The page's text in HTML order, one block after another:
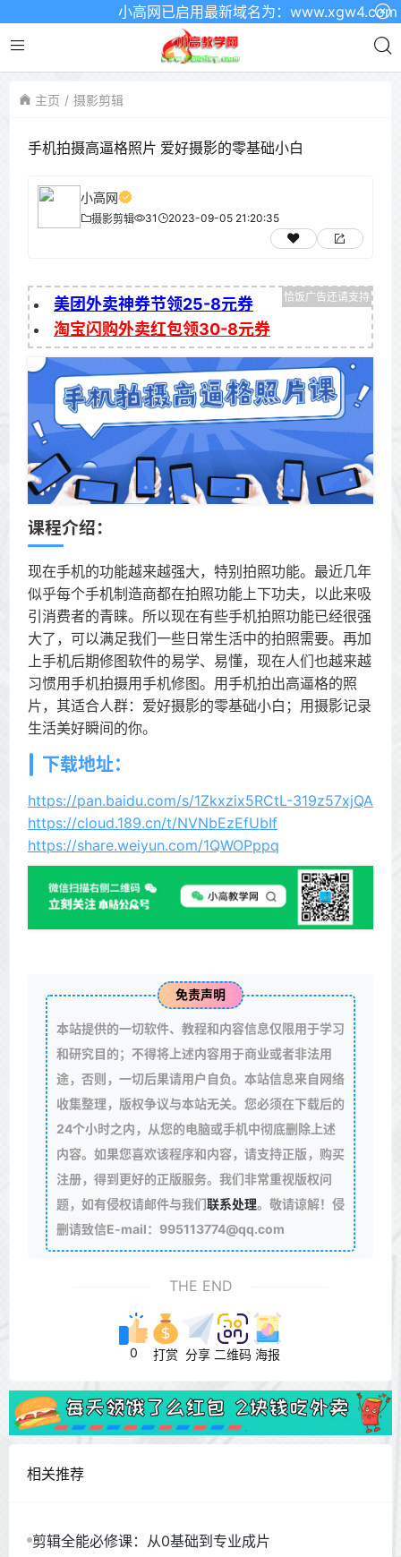
小高网已启用最新域名为：www.xgw4.com 记
主页 摄影剪辑
手机拍摄高逼格照片 爱好摄影的零基础小白
小高网
摄影剪辑 31 2023-09-05 21:20:35
美团外卖神券节领25-8元券
淘宝闪购外卖红包领30-8元券
课程介绍：
现在手机的功能越来越强大，特别拍照功能。最近几年
似乎每个手机制造商都在拍照功能上下功夫，以此来吸
引消费者的青睐。所以现在有些手机拍照功能已经很强
大了，可以满足我们一些日常生活中的拍照需要。再加
上手机后期修图软件的易学、易懂，现在人们也越来越
习惯用手机拍摄用手机修图。用手机拍出高逼格的照
片，其适合人群：爱好摄影的零基础小白；用摄影记录
生活美好瞬间的你。
下载地址：
https://pan.baidu.com/s/1Zkxzix5RCtL-319z57xjQA
https://cloud.189.cn/t/NVNbEzEfUbIf
https://share.weiyun.com/1QWOPppq
免责声明
本站提供的一切软件、教程和内容信息仅限用于学习
和研究目的；不得将上述内容用于商业或者非法用
途，否则，一切后果请用户自负。本站信息来自网络
收集整理，版权争议与本站无关。您必须在下载后的
24个小时之内，从您的电脑或手机中彻底删除上述
内容。如果您喜欢该程序和内容，请支持正版，购买
注册，得到更好的正版服务。我们非常重视版权问
题，如有侵权请邮件与我们联系处理。敬请谅解！侵
删请致信E-mail：995113774@qq.com
THE END
0 打赏 分享 二维码 海报
相关推荐
剪辑全能必修课：从0基础到专业成片